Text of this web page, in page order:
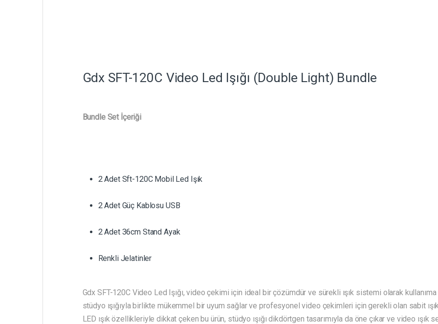
Gdx SFT-120C Video Led Işığı (Double Light) Bundle
Bundle Set İçeriği
2 Adet Sft-120C Mobil Led Işık
2 Adet Güç Kablosu USB
2 Adet 36cm Stand Ayak
Renkli Jelatinler
Gdx SFT-120C Video Led Işığı, video çekimi için ideal bir çözümdür ve sürekli ışık sistemi olarak kullanıma
stüdyo ışığıyla birlikte mükemmel bir uyum sağlar ve profesyonel video çekimleri için gerekli olan sabit
LED ışık özellikleriyle dikkat çeken bu ürün, stüdyo ışığı dikdörtgen tasarımıyla da öne çıkar ve video